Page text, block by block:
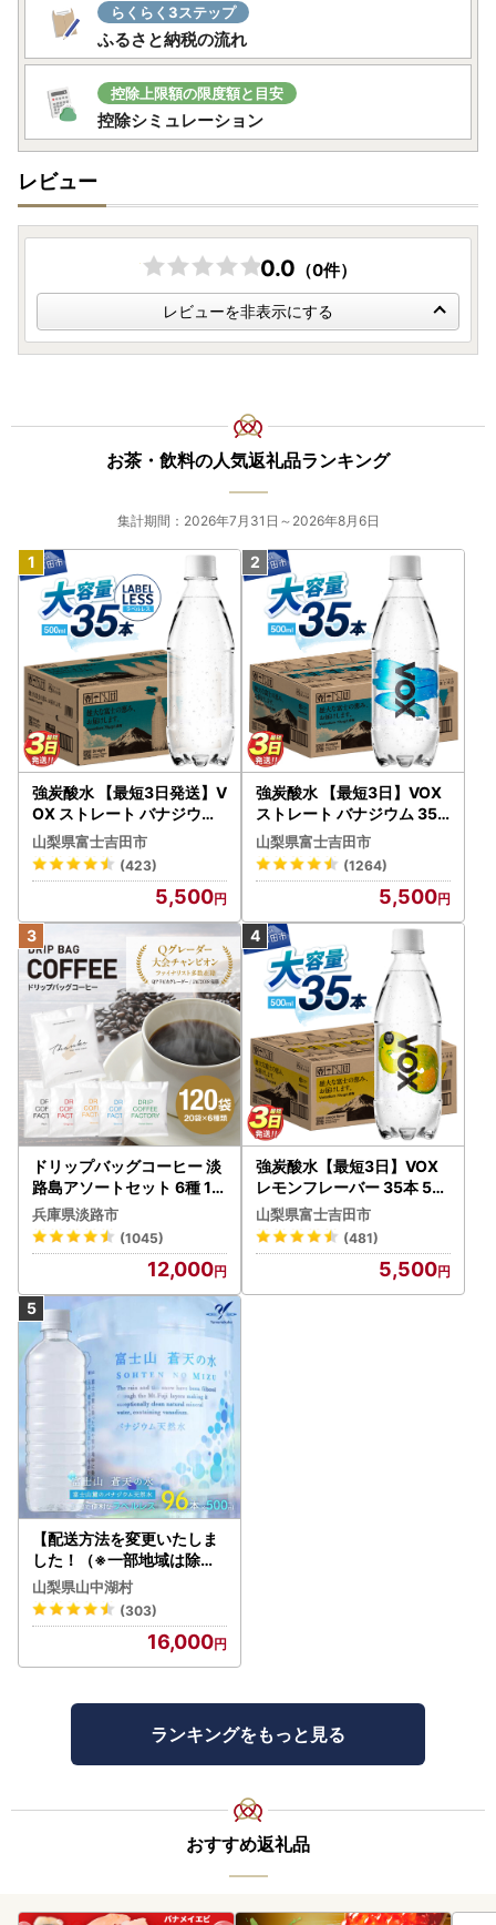
〒811-2292
福岡県糟屋郡志免町志免中央1丁目1番1号
TEL：092-935-1854
■オンラインワンストップ申請について
志免町へのワンストップ申請は、オンライン申請も可能で
す。
複数自治体の寄附もまとめて申請ができ、変更届もオンライ
ン上で完結します。ぜひご活用ください。
●自治体マイページ
https://mypg.jp/
・年末にお申込みの方は、状況によって1月1日以降の発送と
・ワンストップ特例申請書の提出期日までに間に合わなかっ
た場合、別途確定申告が必要になりますのでご注意くださ
らくらく3ステップ
ふるさと納税の流れ
控除上限額の限度額と目安
控除シミュレーション
レビュー
0.0 （0件）
レビューを非表示にする
お茶・飲料の人気返礼品ランキング
集計期間：2026年7月31日～2026年8月6日
強炭酸水 【最短3日発送】V
OX ストレート バナジウム
強炭酸水 35本 500ml ラベ
ルレス【富士吉田市限定カ
ートン】 炭酸
山梨県富士吉田市
(423)
5,500
強炭酸水 【最短3日】VOX
ストレート バナジウム 35
本 500ml 【富士吉田市限
定カートン】炭酸
山梨県富士吉田市
(1264)
5,500
ドリップバッグコーヒー 淡
路島アソートセット 6種 12
0袋 飲み比べ コーヒー
兵庫県淡路市
(1045)
12,000
強炭酸水【最短3日】VOX
レモンフレーバー 35本 50
0ml 【富士吉田市限定カー
トン】炭酸
山梨県富士吉田市
(481)
5,500
【配送方法を変更いたしま
した！（※一部地域は除く
）】＜ラベルレス＞富士山
蒼天の水 500ml×96本（４
ケース）YC001
山梨県山中湖村
(303)
16,000
ランキングをもっと見る
おすすめ返礼品